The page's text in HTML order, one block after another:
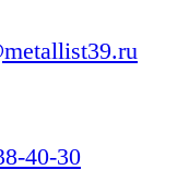
40-30